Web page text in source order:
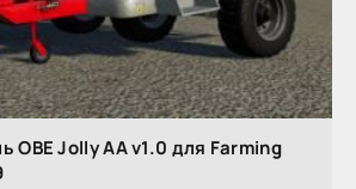
OBE Jolly AA v1.0 для Farming